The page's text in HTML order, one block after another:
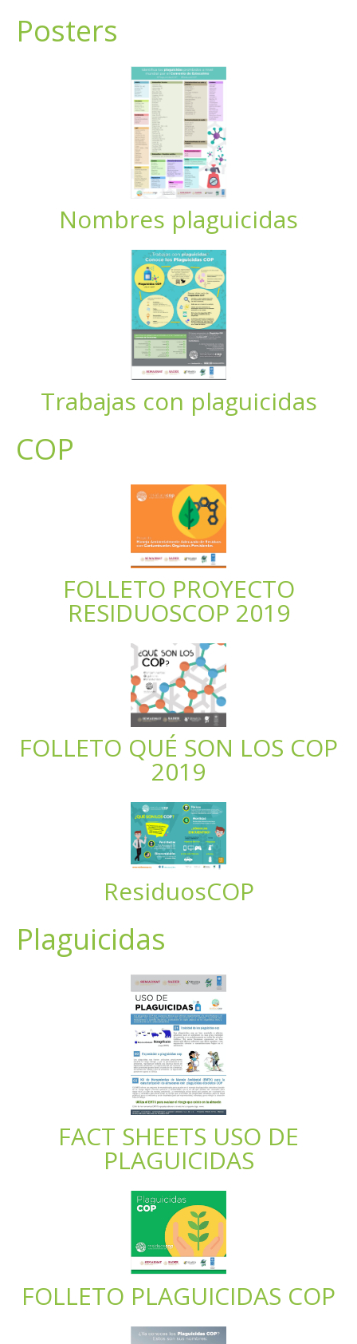
Posters
Nombres plaguicidas
Trabajas con plaguicidas
COP
FOLLETO PROYECTO
RESIDUOSCOP 2019
FOLLETO QUÉ SON LOS COP
2019
ResiduosCOP
Plaguicidas
FACT SHEETS USO DE
PLAGUICIDAS
FOLLETO PLAGUICIDAS COP